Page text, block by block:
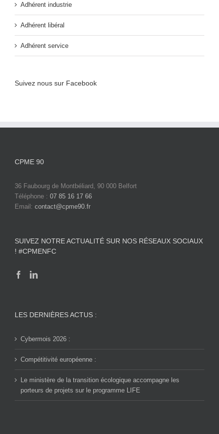
Adhérent industrie
Adhérent libéral
Adhérent service
Suivez nous sur Facebook
CPME 90
36 Faubourg de Montbéliard, 90 000 Belfort
Téléphone : 07 85 16 17 66
Email: contact@cpme90.fr
SUIVEZ NOTRE ACTUALITÉ SUR NOS RÉSEAUX SOCIAUX
! #CPMENFC
LES DERNIÈRES ACTUS :
Cybermois 2026 :
Compétitivité européenne :
Le ministère de la transition écologique accompagne les
porteurs de projets sur le programme LIFE